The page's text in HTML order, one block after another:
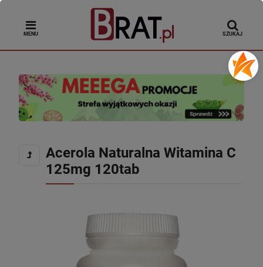
MENU SZUKAJ
Acerola Naturalna Witamina C
125mg 120tab